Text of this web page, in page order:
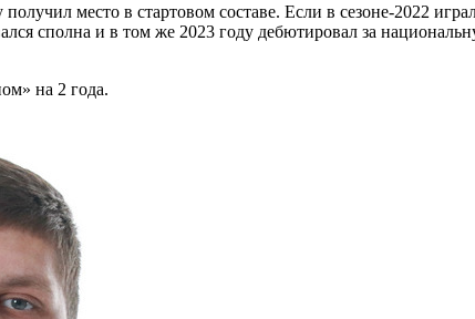
место в стартовом составе. Если в сезоне-2022
сполна и в том же 2023 году дебютировал за
на 2 года.